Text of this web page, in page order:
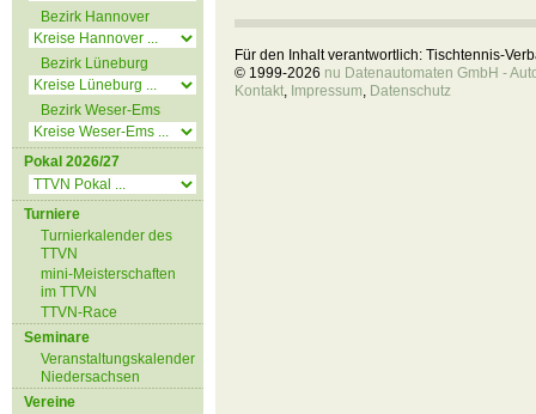
Bezirk Hannover
Bezirk Lüneburg
Bezirk Weser-Ems
Pokal 2026/27
Turniere
Turnierkalender des
TTVN
mini-Meisterschaften
im TTVN
TTVN-Race
Seminare
Veranstaltungskalender
Niedersachsen
Vereine
Für den Inhalt verantwortlich: Tischtennis-
© 1999-2026 nu Datenautomaten GmbH -
Kontakt, Impressum, Datenschutz